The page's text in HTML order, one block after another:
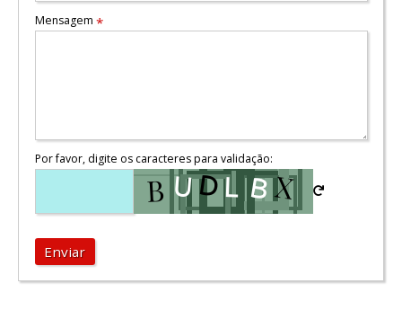
Mensagem *
Por favor, digite os caracteres para validação:
Enviar